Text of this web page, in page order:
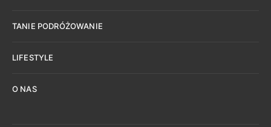
TANIE PODRÓŻOWANIE
LIFESTYLE
O NAS